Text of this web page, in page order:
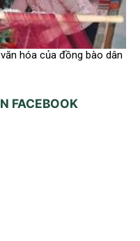
hóa của đồng bào dân
FACEBOOK